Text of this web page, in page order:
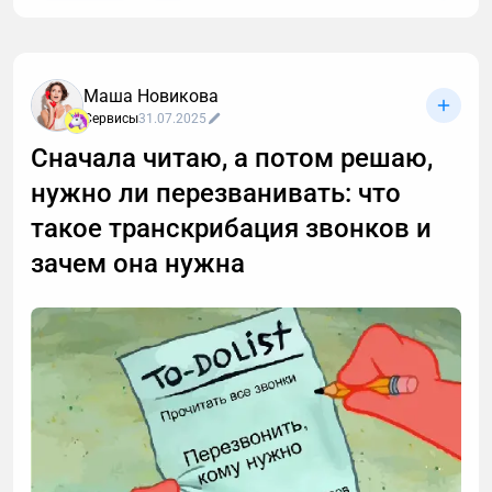
Маша Новикова
Сервисы31.07.2025
Сначала читаю, а потом решаю,
нужно ли перезванивать: что
такое транскрибация звонков и
зачем она нужна